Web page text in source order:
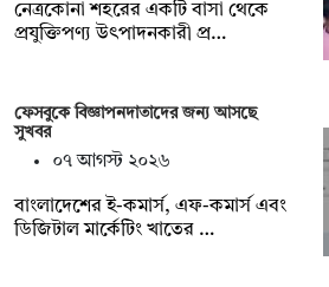
নেত্রকোনা শহরের একটি বাসা থেকে
প্রযুক্তিপণ্য উৎপাদনকারী প্র…
ফেসবুকে বিজ্ঞাপনদাতাদের জন্য আসছে
সুখবর
০৭ আগস্ট ২০২৬
বাংলাদেশের ই-কমার্স, এফ-কমার্স এবং
ডিজিটাল মার্কেটিং খাতের …